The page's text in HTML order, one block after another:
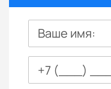
Ваше имя: